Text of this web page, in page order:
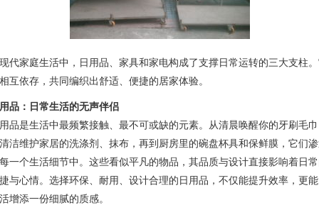
代家庭生活中，日用品、家具和家电构成了支撑日常运转的三大支柱
互依存，共同编织出舒适、便捷的居家体验。
品：日常生活的无声伴侣
品是生活中最频繁接触、最不可或缺的元素。从清晨唤醒你的牙刷毛
洁维护家居的洗涤剂、抹布，再到厨房里的碗盘杯具和保鲜膜，它们
一个生活细节中。这些看似平凡的物品，其品质与设计直接影响着日
与心情。选择环保、耐用、设计合理的日用品，不仅能提升效率，更
增添一份细腻的质感。